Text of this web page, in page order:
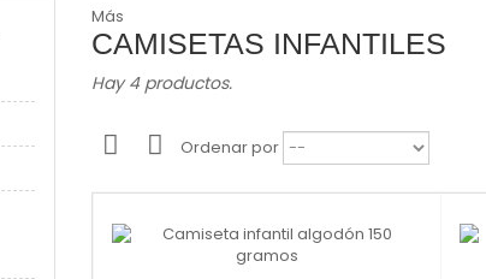
Más
CAMISETAS INFANTILES
Hay 4 productos.
Ordenar por